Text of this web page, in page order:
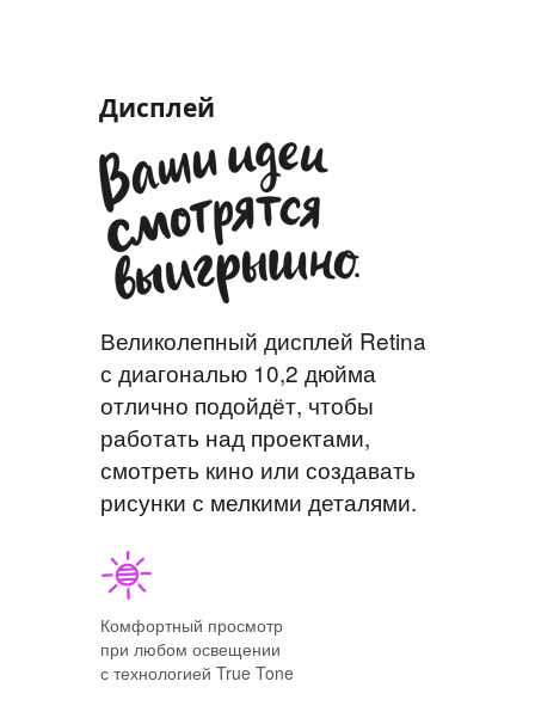
Дисплей
Великолепный дисплей Retina
с диагональю 10,2 дюйма
отлично подойдёт, чтобы
работать над проектами,
смотреть кино или создавать
рисунки с мелкими деталями.
Комфортный просмотр
при любом освещении
с технологией True Tone